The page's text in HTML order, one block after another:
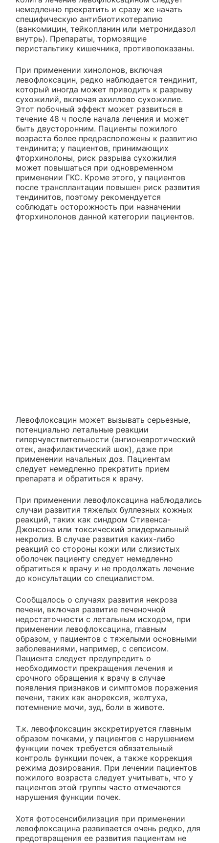
немедленно прекратить и сразу же начать
специфическую антибиотикотерапию
(ванкомицин, тейкопланин или метронидазол
внутрь). Препараты, тормозящие
перистальтику кишечника, противопоказаны.
При применении хинолонов, включая
левофлоксацин, редко наблюдается тендинит,
который иногда может приводить к разрыву
сухожилий, включая ахиллово сухожилие.
Этот побочный эффект может развиться в
течение 48 ч после начала лечения и может
быть двусторонним. Пациенты пожилого
возраста более предрасположены к развитию
тендинита; у пациентов, принимающих
фторхинолоны, риск разрыва сухожилия
может повышаться при одновременном
применении ГКС. Кроме этого, у пациентов
после трансплантации повышен риск развития
тендинитов, поэтому рекомендуется
соблюдать осторожность при назначении
фторхинолонов данной категории пациентов.
Левофлоксацин может вызывать серьезные,
потенциально летальные реакции
гиперчувствительности (ангионевротический
отек, анафилактический шок), даже при
применении начальных доз. Пациентам
следует немедленно прекратить прием
препарата и обратиться к врачу.
При применении левофлоксацина наблюдались
случаи развития тяжелых буллезных кожных
реакций, таких как синдром Стивенса-
Джонсона или токсический эпидермальный
некролиз. В случае развития каких-либо
реакций со стороны кожи или слизистых
оболочек пациенту следует немедленно
обратиться к врачу и не продолжать лечение
до консультации со специалистом.
Сообщалось о случаях развития некроза
печени, включая развитие печеночной
недостаточности с летальным исходом, при
применении левофлоксацина, главным
образом, у пациентов с тяжелыми основными
заболеваниями, например, с сепсисом.
Пациента следует предупредить о
необходимости прекращения лечения и
срочного обращения к врачу в случае
появления признаков и симптомов поражения
печени, таких как анорексия, желтуха,
потемнение мочи, зуд, боли в животе.
Т.к. левофлоксацин экскретируется главным
образом почками, у пациентов с нарушением
функции почек требуется обязательный
контроль функции почек, а также коррекция
режима дозирования. При лечении пациентов
пожилого возраста следует учитывать, что у
пациентов этой группы часто отмечаются
нарушения функции почек.
Хотя фотосенсибилизация при применении
левофлоксацина развивается очень редко, для
предотвращения ее развития пациентам не